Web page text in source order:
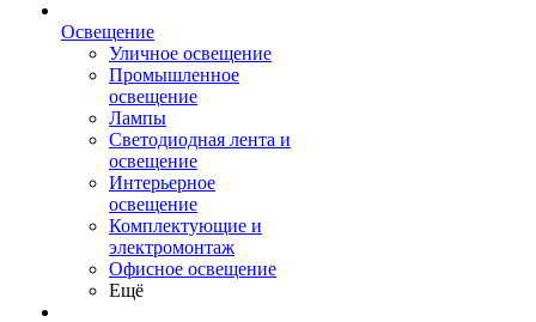
Освещение
Уличное освещение
Промышленное
освещение
Лампы
Светодиодная лента и
освещение
Интерьерное
освещение
Комплектующие и
электромонтаж
Офисное освещение
Ещё